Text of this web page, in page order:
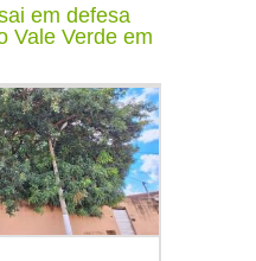
em defesa
Vale Verde em